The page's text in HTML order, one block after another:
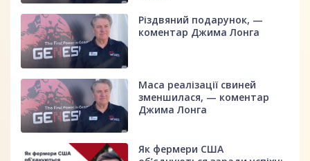
Різдвяний подарунок, —
коментар Джима Лонга
Маса реалізації свиней
зменшилася, — коментар
Джима Лонга
Як фермери США